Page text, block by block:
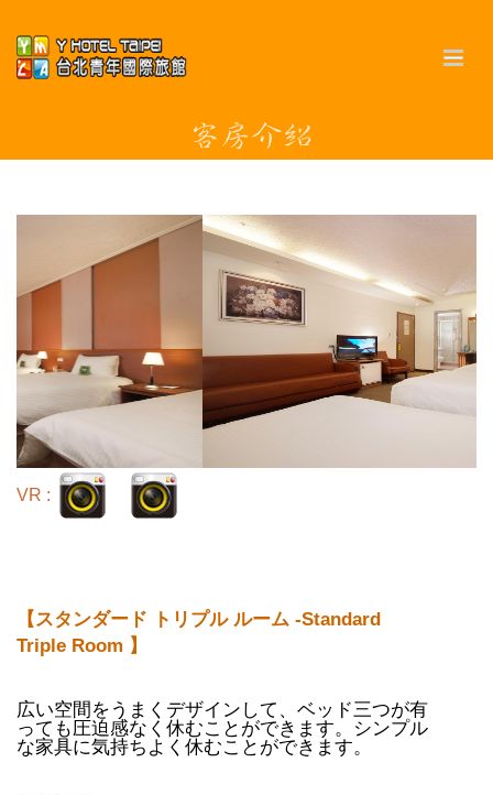
VR :
【スタンダード トリプル ルーム -Standard
Triple Room 】
広い空間をうまくデザインして、ベッド三つが有
っても圧迫感なく休むことができます。シンプル
な家具に気持ちよく休むことができます。